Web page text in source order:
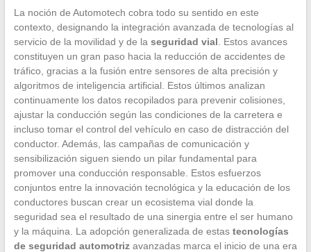
La noción de Automotech cobra todo su sentido en este
contexto, designando la integración avanzada de tecnologías al
servicio de la movilidad y de la seguridad vial . Estos avances
constituyen un gran paso hacia la reducción de accidentes de
tráfico, gracias a la fusión entre sensores de alta precisión y
algoritmos de inteligencia artificial. Estos últimos analizan
continuamente los datos recopilados para prevenir colisiones,
ajustar la conducción según las condiciones de la carretera e
incluso tomar el control del vehículo en caso de distracción del
conductor. Además, las campañas de comunicación y
sensibilización siguen siendo un pilar fundamental para
promover una conducción responsable. Estos esfuerzos
conjuntos entre la innovación tecnológica y la educación de los
conductores buscan crear un ecosistema vial donde la
seguridad sea el resultado de una sinergia entre el ser humano
y la máquina. La adopción generalizada de estas tecnologías
de seguridad automotrizavanzadas marca el inicio de una era